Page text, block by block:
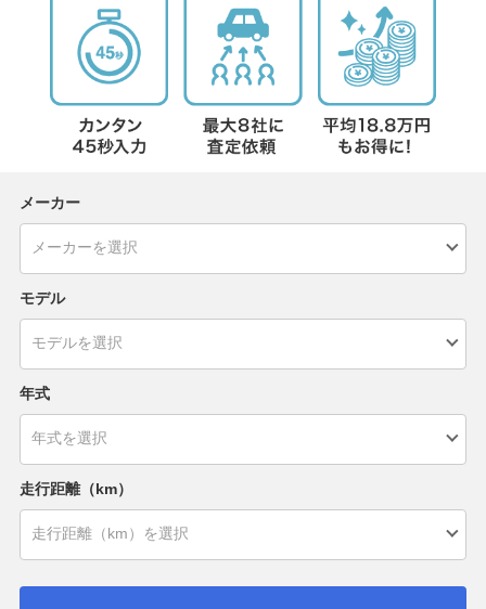
メーカー
モデル
年式
走行距離（km）